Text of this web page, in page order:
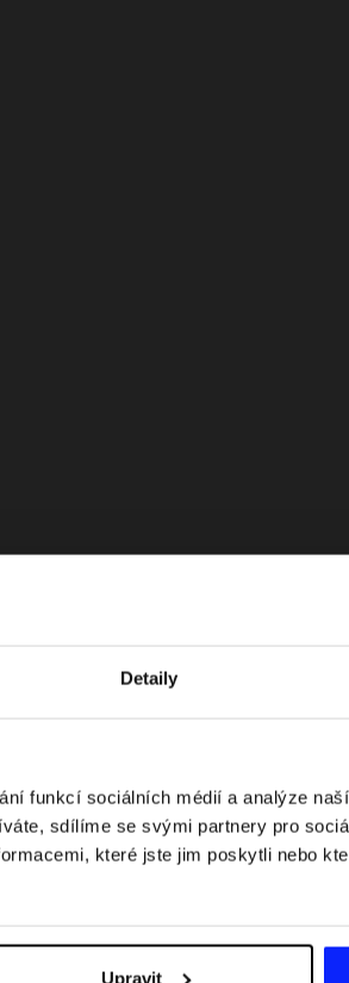
Detaily
funkcí sociálních médií a analýze
sdílíme se svými partnery pro
které jste jim poskytli nebo
Upravit
závodů, rekordy a nejlepší